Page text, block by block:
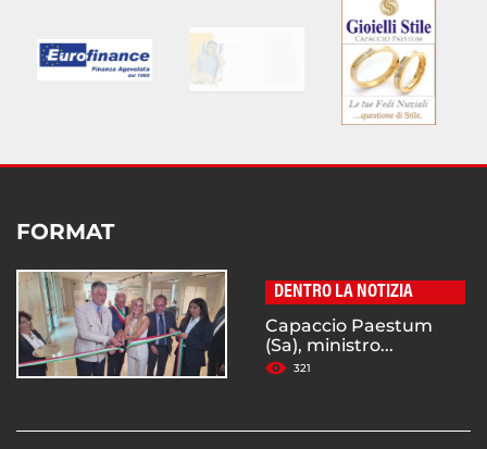
FORMAT
DENTRO LA NOTIZIA
Capaccio Paestum
(Sa), ministro...
321